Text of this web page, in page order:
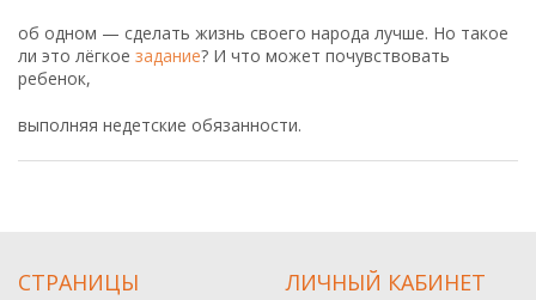
об одном — сделать жизнь своего народа лучше. Но такое
ли это лёгкое задание? И что может почувствовать
ребенок,
выполняя недетские обязанности.
СТРАНИЦЫ ЛИЧНЫЙ КАБИНЕТ